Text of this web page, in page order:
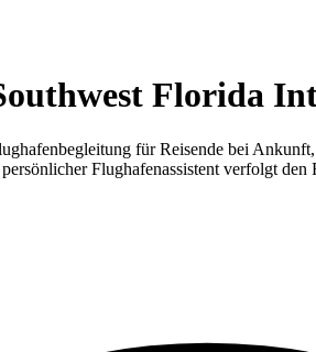
Florida
für Reisende bei
Flughafenassistent verfolgt den